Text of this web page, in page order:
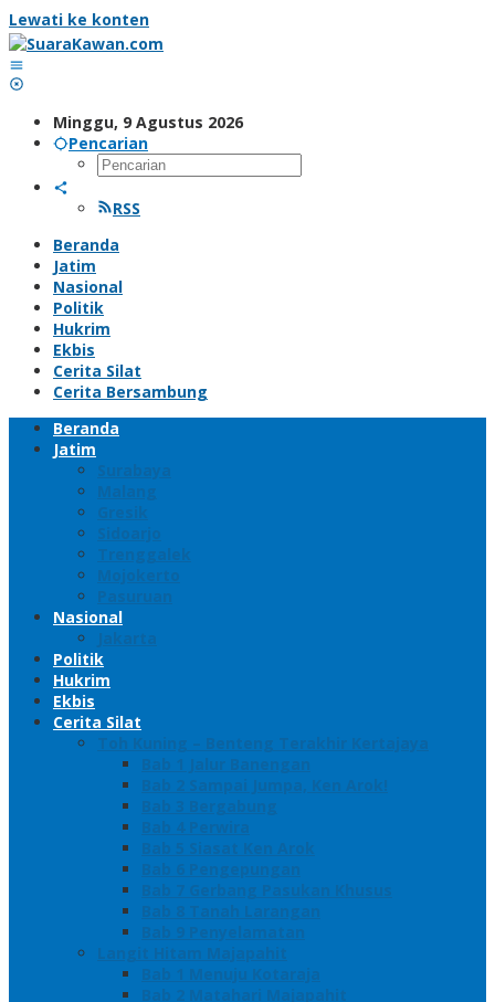
Lewati ke konten
Minggu, 9 Agustus 2026
Pencarian
RSS
Beranda
Jatim
Nasional
Politik
Hukrim
Ekbis
Cerita Silat
Cerita Bersambung
Beranda
Jatim
Surabaya
Malang
Gresik
Sidoarjo
Trenggalek
Mojokerto
Pasuruan
Nasional
Jakarta
Politik
Hukrim
Ekbis
Cerita Silat
Toh Kuning – Benteng Terakhir Kertajaya
Bab 1 Jalur Banengan
Bab 2 Sampai Jumpa, Ken Arok!
Bab 3 Bergabung
Bab 4 Perwira
Bab 5 Siasat Ken Arok
Bab 6 Pengepungan
Bab 7 Gerbang Pasukan Khusus
Bab 8 Tanah Larangan
Bab 9 Penyelamatan
Langit Hitam Majapahit
Bab 1 Menuju Kotaraja
Bab 2 Matahari Majapahit